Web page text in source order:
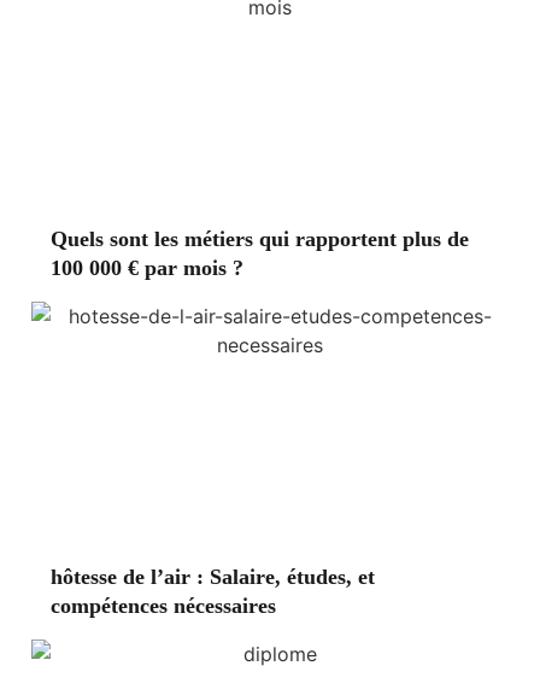
Quels sont les métiers qui rapportent plus de
100 000 € par mois ?
hôtesse de l’air : Salaire, études, et
compétences nécessaires